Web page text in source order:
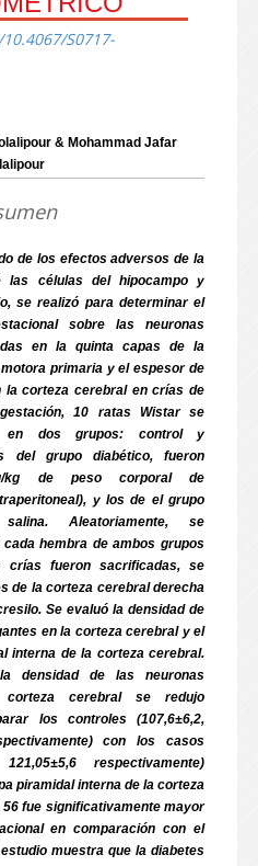
S0717-
& Mohammad Jafar
de los efectos adversos de la
las células del hipocampo y
se realizó para determinar el
sobre las neuronas
en la quinta capas de la
primaria y el espesor de
la corteza cerebral en crías de
10 ratas Wistar se
en dos grupos: control y
del grupo diabético, fueron
kg de peso corporal de
y los de el grupo
Aleatoriamente, se
hembra de ambos grupos
fueron sacrificadas, se
de la corteza cerebral derecha
Se evaluó la densidad de
en la corteza cerebral y el
interna de la corteza cerebral.
densidad de las neuronas
corteza cerebral se redujo
los controles (107,6±6,2,
con los casos
respectivamente)
piramidal interna de la corteza
fue significativamente mayor
en comparación con el
muestra que la diabetes